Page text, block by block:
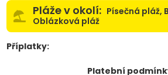
Pláže v okolí: Písečná pláž,
Oblázková pláž
Příplatky:
Platební